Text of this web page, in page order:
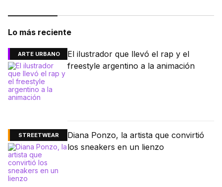
Lo más reciente
ARTE URBANO
El ilustrador que llevó el rap y el
freestyle argentino a la animación
STREETWEAR
Diana Ponzo, la artista que convirtió
los sneakers en un lienzo